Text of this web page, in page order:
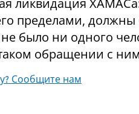
ликвидация
пределами,
было ни одного
обращении с
Сообщите нам